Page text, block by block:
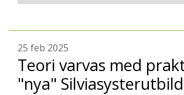
25 feb 2025
Teori varvas med
"nya"